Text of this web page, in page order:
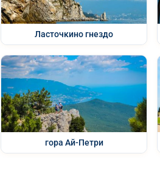
Ласточкино гнездо
гора Ай-Петри